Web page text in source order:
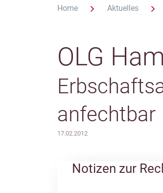
Home Aktuelles
OLG
anfechtbar
17.02.2012
Notizen zur